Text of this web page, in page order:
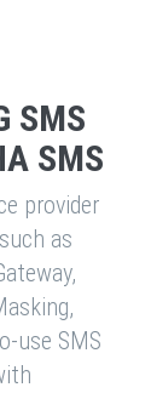
SMS
SMS
provider
as
use SMS